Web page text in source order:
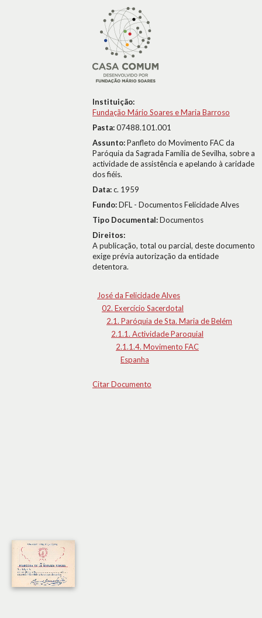
Instituição:
Fundação Mário Soares e Maria Barroso
Pasta:07488.101.001
Assunto:Panfleto do Movimento FAC da
Paróquia da Sagrada Família de Sevilha, sobre a
actividade de assistência e apelando à caridade
dos fiéis.
Data:c. 1959
Fundo:DFL - Documentos Felicidade Alves
Tipo Documental:Documentos
Direitos:
A publicação, total ou parcial, deste documento
exige prévia autorização da entidade
detentora.
José da Felicidade Alves
02. Exercício Sacerdotal
2.1. Paróquia de Sta. Maria de Belém
2.1.1. Actividade Paroquial
2.1.1.4. Movimento FAC
Espanha
Citar Documento